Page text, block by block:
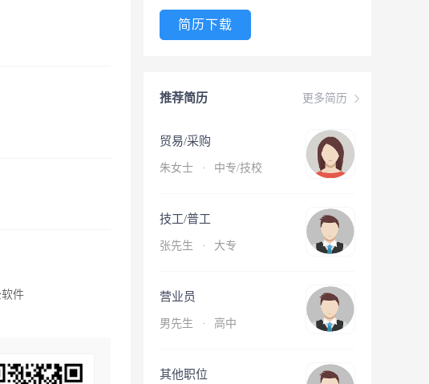
件
简历下载
更多简历
推荐简历
贸易/采购
朱女士 · 中专/技校
技工/普工
张先生 · 大专
营业员
男先生 · 高中
其他职位